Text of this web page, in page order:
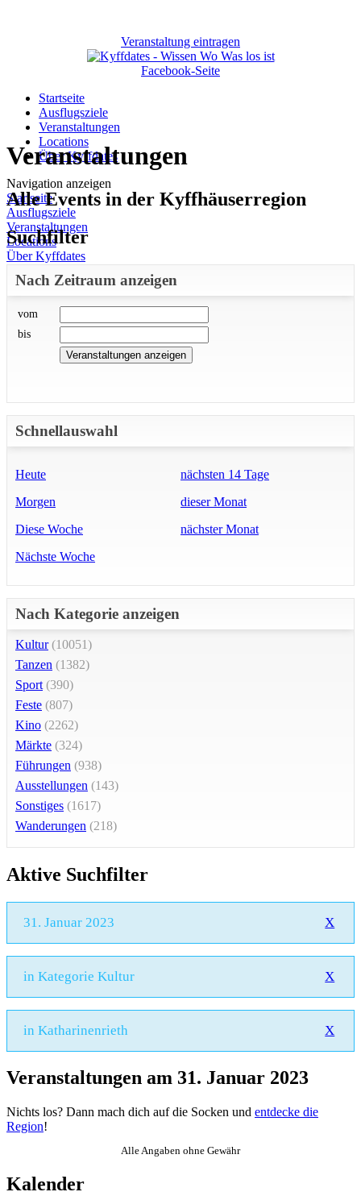
Veranstaltung eintragen
Facebook-Seite
Startseite
Ausflugsziele
Veranstaltungen
Locations
Über Kyffdates
Navigation anzeigen
Startseite
Ausflugsziele
Veranstaltungen
Locations
Über Kyffdates
Veranstaltungen
Alle Events in der Kyffhäuserregion
Suchfilter
Nach Zeitraum anzeigen
vom
bis
Schnellauswahl
Heute
Morgen
Diese Woche
Nächste Woche
nächsten 14 Tage
dieser Monat
nächster Monat
Nach Kategorie anzeigen
Kultur(10051)
Tanzen (1382)
Sport (390)
Feste (807)
Kino (2262)
Märkte (324)
Führungen (938)
Ausstellungen (143)
Sonstiges (1617)
Wanderungen (218)
Aktive Suchfilter
31. Januar 2023 X
in Kategorie Kultur X
in Katharinenrieth X
Veranstaltungen am 31. Januar 2023
Nichts los? Dann mach dich auf die Socken und entdecke die
Region!
Alle Angaben ohne Gewähr
Kalender